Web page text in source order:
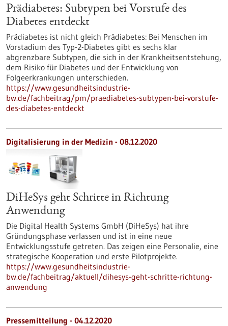
Prädiabetes: Subtypen bei Vorstufe des
Diabetes entdeckt
Prädiabetes ist nicht gleich Prädiabetes: Bei Menschen im
Vorstadium des Typ-2-Diabetes gibt es sechs klar
abgrenzbare Subtypen, die sich in der Krankheitsentstehung,
dem Risiko für Diabetes und der Entwicklung von
Folgeerkrankungen unterschieden.
https://www.gesundheitsindustrie-
bw.de/fachbeitrag/pm/praediabetes-subtypen-bei-vorstufe-
des-diabetes-entdeckt
Digitalisierung in der Medizin - 08.12.2020
DiHeSys geht Schritte in Richtung
Anwendung
Die Digital Health Systems GmbH (DiHeSys) hat ihre
Gründungsphase verlassen und ist in eine neue
Entwicklungsstufe getreten. Das zeigen eine Personalie, eine
strategische Kooperation und erste Pilotprojekte.
https://www.gesundheitsindustrie-
bw.de/fachbeitrag/aktuell/dihesys-geht-schritte-richtung-
anwendung
Pressemitteilung - 04.12.2020